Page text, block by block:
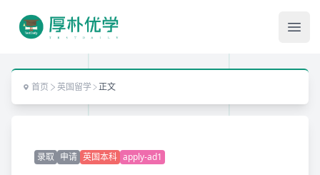
首页 英国留学 正文
录取 申请 英国本科 apply-ad1